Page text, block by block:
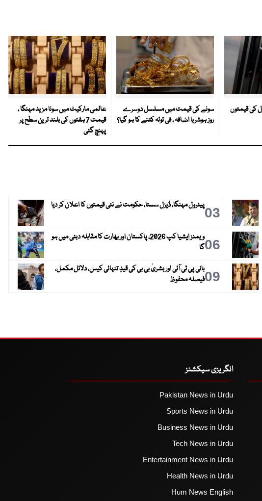
کی قیمتوں
سونے کی قیمت میں مسلسل دوسرے
روز ہوشربا اضافہ ، فی تولہ کتنے کا ہو گیا؟
عالمی مارکیٹ میں سونا مزید مہنگا ،
قیمت 7 ہفتوں کی بلند ترین سطح پر
پہنچ گئی
03پیٹرول مہنگا، ڈیزل سستا، حکومت نے نئی قیمتوں کا اعلان کر دیا
06
ویمنز ایشیا کپ 2026، پاکستان اور بھارت کا مقابلہ دبئی میں ہو
گا
09بانی پی ٹی آئی اور بشریٰ بی بی کی قیدِ تنہائی کیس، دلائل مکمل،
فیصلہ محفوظ
انگریزی سیکشنز
Pakistan News in Urdu
Sports News in Urdu
Business News in Urdu
Tech News in Urdu
Entertainment News in Urdu
Health News in Urdu
Hum News English